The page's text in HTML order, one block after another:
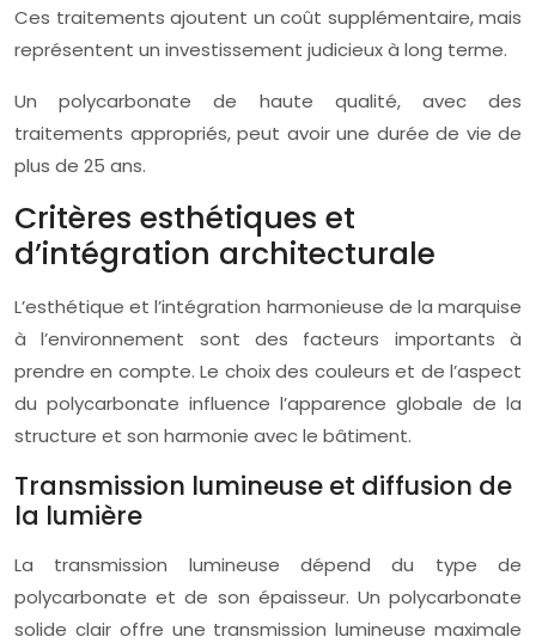
Ces traitements ajoutent un coût supplémentaire, mais
représentent un investissement judicieux à long terme.
Un polycarbonate de haute qualité, avec des
traitements appropriés, peut avoir une durée de vie de
plus de 25 ans.
Critères esthétiques et
d’intégration architecturale
L’esthétique et l’intégration harmonieuse de la marquise
à l’environnement sont des facteurs importants à
prendre en compte. Le choix des couleurs et de l’aspect
du polycarbonate influence l’apparence globale de la
structure et son harmonie avec le bâtiment.
Transmission lumineuse et diffusion de
la lumière
La transmission lumineuse dépend du type de
polycarbonate et de son épaisseur. Un polycarbonate
solide clair offre une transmission lumineuse maximale